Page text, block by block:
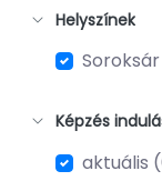
Helyszínek
Képzés
aktuális